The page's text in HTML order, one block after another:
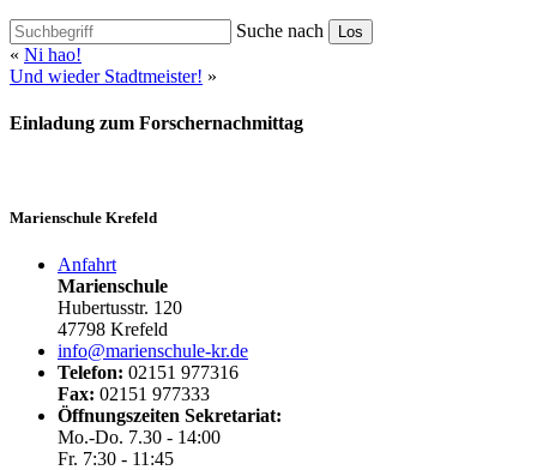
Suche nach Los
« Ni hao!
Und wieder Stadtmeister! »
Einladung zum Forschernachmittag
Marienschule Krefeld
Anfahrt
Marienschule
Hubertusstr. 120
47798 Krefeld
info@marienschule-kr.de
Telefon: 02151 977316
Fax: 02151 977333
Öffnungszeiten Sekretariat:
Mo.-Do. 7.30 - 14:00
Fr. 7:30 - 11:45